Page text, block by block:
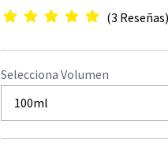
(3 Reseñas)
Selecciona Volumen